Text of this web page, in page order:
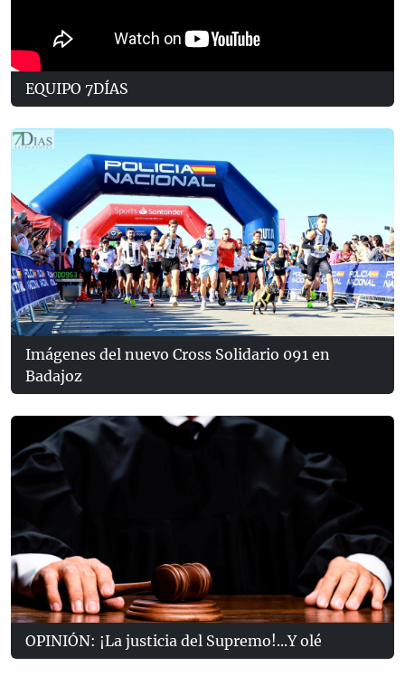
EQUIPO 7DÍAS
Imágenes del nuevo Cross Solidario 091 en
Badajoz
OPINIÓN: ¡La justicia del Supremo!...Y olé